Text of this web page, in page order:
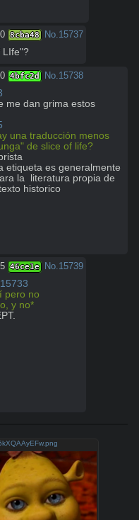
8cba48 No. 15737
LIfe"?
4bfc2d No. 15738
me dan grima estos
una traducción menos
de slice of life?
etiqueta es generalmente
la  literatura propia de
historico
46ce1e No. 15739
pero no
y no*